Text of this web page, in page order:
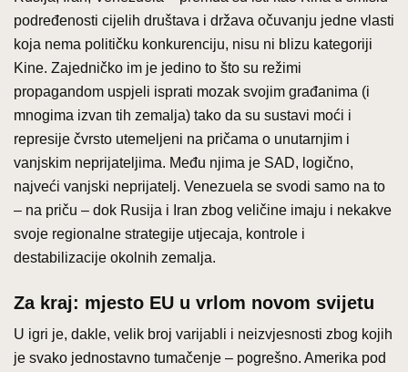
podređenosti cijelih društava i država očuvanju jedne vlasti
koja nema političku konkurenciju, nisu ni blizu kategoriji
Kine. Zajedničko im je jedino to što su režimi
propagandom uspjeli isprati mozak svojim građanima (i
mnogima izvan tih zemalja) tako da su sustavi moći i
represije čvrsto utemeljeni na pričama o unutarnjim i
vanjskim neprijateljima. Među njima je SAD, logično,
najveći vanjski neprijatelj. Venezuela se svodi samo na to
– na priču – dok Rusija i Iran zbog veličine imaju i nekakve
svoje regionalne strategije utjecaja, kontrole i
destabilizacije okolnih zemalja.
Za kraj: mjesto EU u vrlom novom svijetu
U igri je, dakle, velik broj varijabli i neizvjesnosti zbog kojih
je svako jednostavno tumačenje – pogrešno. Amerika pod